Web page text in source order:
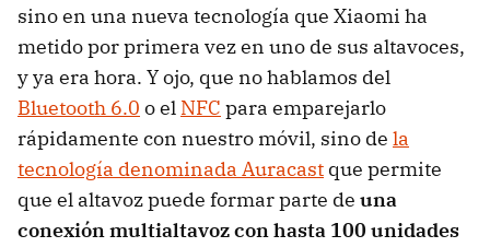
sino en una nueva tecnología que Xiaomi ha
metido por primera vez en uno de sus altavoces,
y ya era hora. Y ojo, que no hablamos del
Bluetooth 6.0 o el NFC para emparejarlo
rápidamente con nuestro móvil, sino de la
tecnología denominada Auracast que permite
que el altavoz puede formar parte de una
conexión multialtavoz con hasta 100 unidades